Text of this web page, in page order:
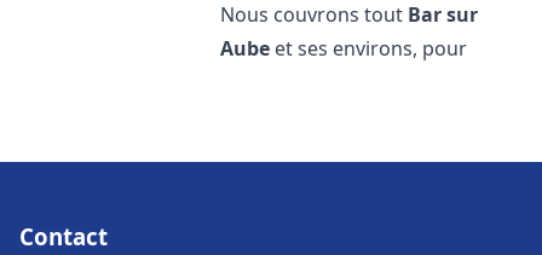
Nous couvrons tout Bar sur
Aube et ses environs, pour
Contact